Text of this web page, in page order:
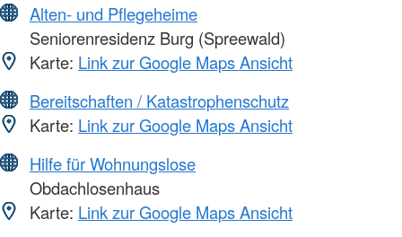
Alten- und Pflegeheime
Seniorenresidenz Burg (Spreewald)
Karte: Link zur Google Maps Ansicht
Bereitschaften / Katastrophenschutz
Karte: Link zur Google Maps Ansicht
Hilfe für Wohnungslose
Obdachlosenhaus
Karte: Link zur Google Maps Ansicht